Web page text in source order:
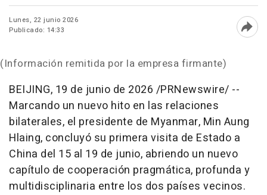
Lunes, 22 junio 2026
Publicado: 14:33
(Información remitida por la empresa firmante)
BEIJING, 19 de junio de 2026 /PRNewswire/ --
Marcando un nuevo hito en las relaciones
bilaterales, el presidente de Myanmar, Min Aung
Hlaing, concluyó su primera visita de Estado a
China del 15 al 19 de junio, abriendo un nuevo
capítulo de cooperación pragmática, profunda y
multidisciplinaria entre los dos países vecinos.